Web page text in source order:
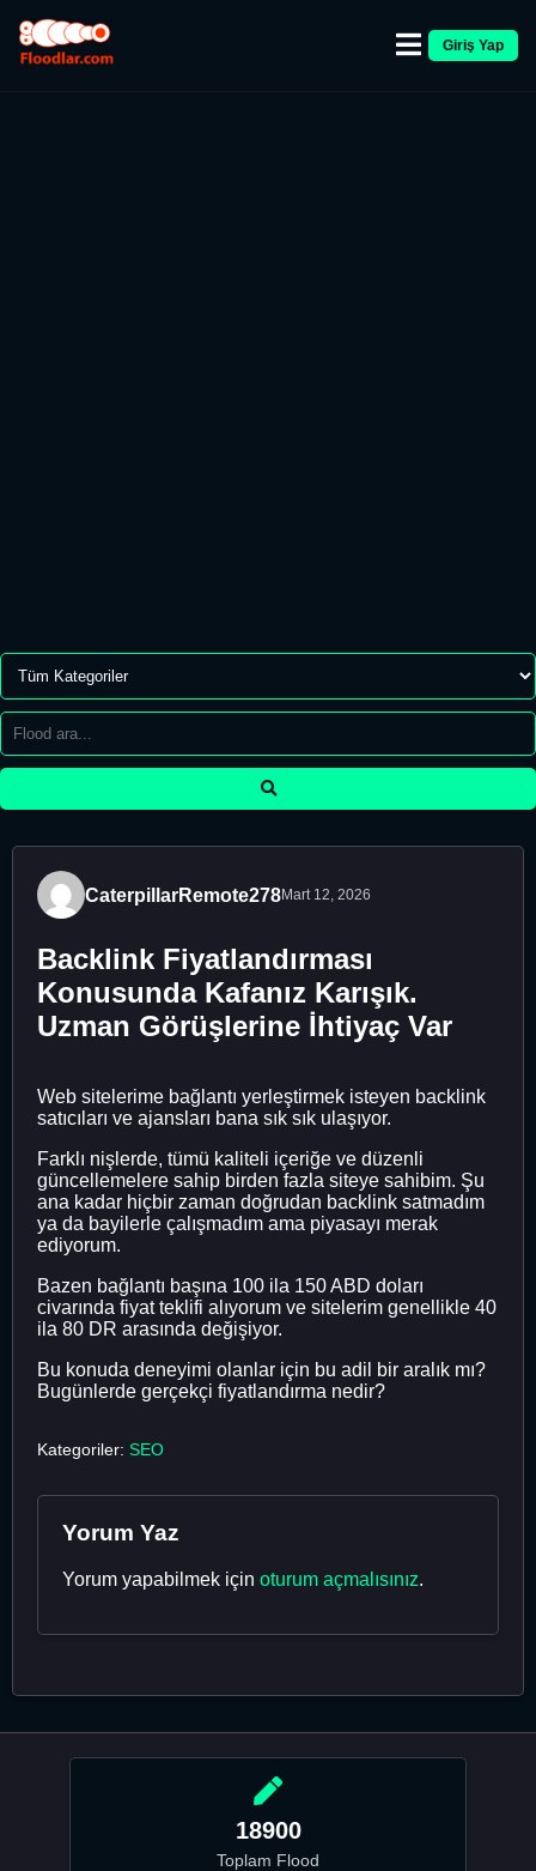
Giriş Yap
CaterpillarRemote278Mart 12, 2026
Backlink Fiyatlandırması
Konusunda Kafanız Karışık.
Uzman Görüşlerine İhtiyaç Var
Web sitelerime bağlantı yerleştirmek isteyen backlink
satıcıları ve ajansları bana sık sık ulaşıyor.
Farklı nişlerde, tümü kaliteli içeriğe ve düzenli
güncellemelere sahip birden fazla siteye sahibim. Şu
ana kadar hiçbir zaman doğrudan backlink satmadım
ya da bayilerle çalışmadım ama piyasayı merak
ediyorum.
Bazen bağlantı başına 100 ila 150 ABD doları
civarında fiyat teklifi alıyorum ve sitelerim genellikle 40
ila 80 DR arasında değişiyor.
Bu konuda deneyimi olanlar için bu adil bir aralık mı?
Bugünlerde gerçekçi fiyatlandırma nedir?
Kategoriler: SEO
Yorum Yaz
Yorum yapabilmek için oturum açmalısınız.
18900
Toplam Flood